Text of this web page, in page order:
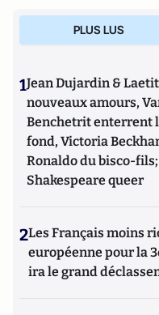
PLUS LUS
1Jean Dujardin &
nouveaux amours,
Benchetrit enterrent
fond, Victoria
Ronaldo du bisco-
Shakespeare queer
2Les Français moins
européenne pour la
ira le grand